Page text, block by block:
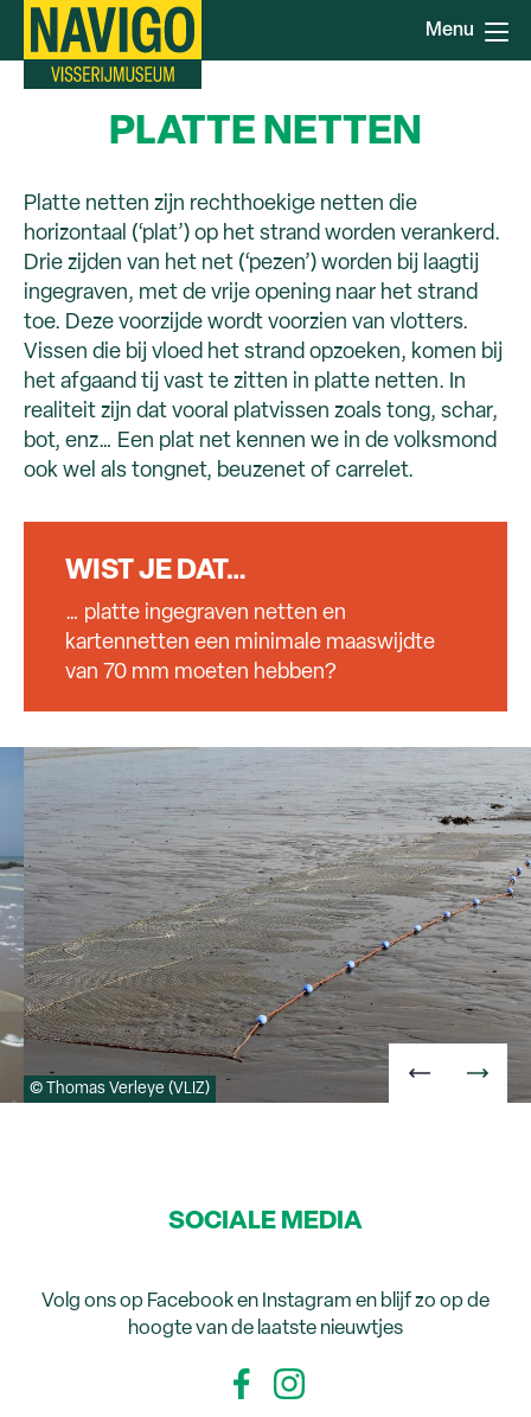
Overslaan
Menu
PLATTE NETTEN
Platte netten zijn rechthoekige netten die
horizontaal (‘plat’) op het strand worden verankerd.
Drie zijden van het net (‘pezen’) worden bij laagtij
ingegraven, met de vrije opening naar het strand
toe. Deze voorzijde wordt voorzien van vlotters.
Vissen die bij vloed het strand opzoeken, komen bij
het afgaand tij vast te zitten in platte netten. In
realiteit zijn dat vooral platvissen zoals tong, schar,
bot, enz… Een plat net kennen we in de volksmond
ook wel als tongnet, beuzenet of carrelet.
WIST JE DAT…
… platte ingegraven netten en
kartennetten een minimale maaswijdte
van 70 mm moeten hebben?
© Thomas Verleye (VLIZ)
SOCIALE MEDIA
Volg ons op Facebook en Instagram en blijf zo op de
hoogte van de laatste nieuwtjes